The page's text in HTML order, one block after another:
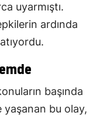
uyarmıştı.
ardında
başında
yaşanan bu olay,